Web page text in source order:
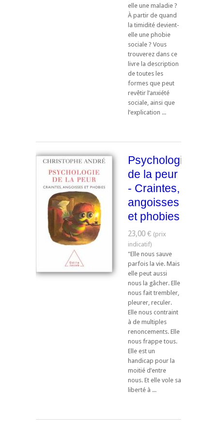
elle une maladie ?
À partir de quand
la timidité devient-
elle une phobie
sociale ? Vous
trouverez dans ce
livre la description
de toutes les
formes que peut
revêtir l’anxiété
sociale, ainsi que
l’explication ...
Psychologie
de la peur
- Craintes,
angoisses
et phobies
23,00 €
"Elle nous sauve
parfois la vie. Mais
elle peut aussi
nous la gâcher. Elle
nous fait trembler,
pleurer, reculer.
Elle nous contraint
à de multiples
renoncements. Elle
nous frappe tous.
Elle est un
handicap pour la
moitié d’entre
nous. Et elle vole sa
liberté à ...